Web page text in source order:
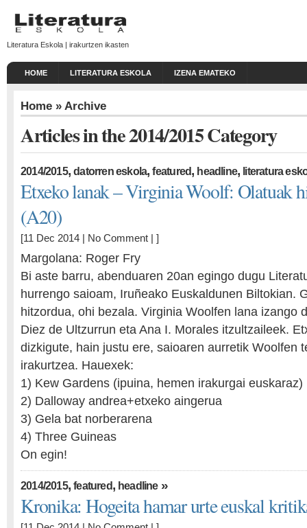
Literatura Eskola | irakurtzen ikasten
HOME LITERATURA ESKOLA IZENA EMATEKO
Home » Archive
Articles in the 2014/2015 Category
2014/2015,datorren eskola,featured, headline, literatura
Etxeko lanak – Virginia Woolf: Olatuak
(A20)
[11 Dec 2014 | No Comment | ]
Margolana: Roger Fry
Bi aste barru, abenduaren 20an egingo dugu
hurrengo saioam, Iruñeako Euskaldunen Biltokian.
hitzordua, ohi bezala. Virginia Woolfen lana izango
Diez de Ultzurrun eta Ana I. Morales itzultzaileek.
dizkigute, hain justu ere, saioaren aurretik Woolfen
irakurtzea. Hauexek:
1) Kew Gardens (ipuina, hemen irakurgai euskaraz)
2) Dalloway andrea+etxeko aingerua
3) Gela bat norberarena
4) Three Guineas
On egin!
2014/2015,featured, headline»
Kronika: Hogeita hamar urte euskal